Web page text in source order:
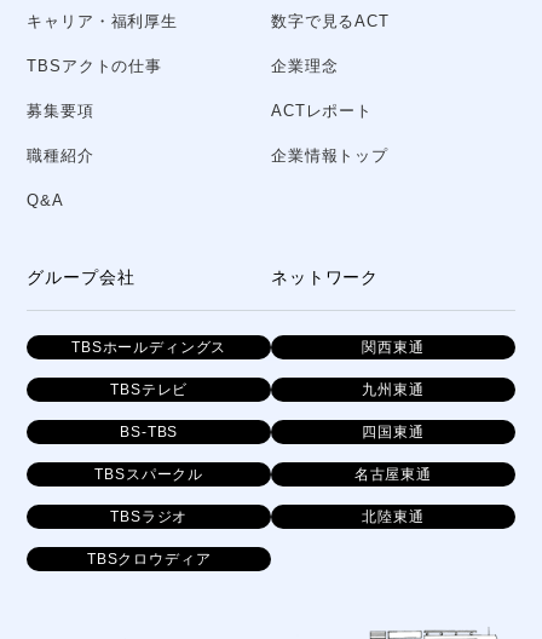
キャリア・福利厚生
TBSアクトの仕事
募集要項
職種紹介
Q&A
数字で見るACT
企業理念
ACTレポート
企業情報トップ
グループ会社
TBSホールディングス
TBSテレビ
BS-TBS
TBSスパークル
TBSラジオ
TBSクロウディア
ネットワーク
関西東通
九州東通
四国東通
名古屋東通
北陸東通